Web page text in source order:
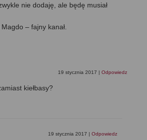
nie dodaję, ale będę musiał
– fajny kanał.
19 stycznia 2017 | Odpowiedz
kiełbasy?
19 stycznia 2017 | Odpowiedz